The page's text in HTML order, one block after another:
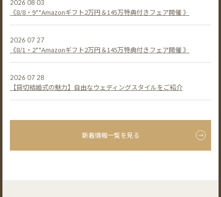
2026 08 03
《8/8・9**Amazonギフト2万円＆145万特典付きフェア開催 》
2026 07 27
《8/1・2**Amazonギフト2万円＆145万特典付きフェア開催 》
2026 07 28
【貸切結婚式の魅力】自由なウェディングスタイルをご紹介
新着情報一覧を見る